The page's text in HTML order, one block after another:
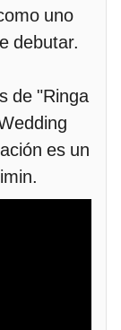
uno
debutar.
de "Ringa
es un